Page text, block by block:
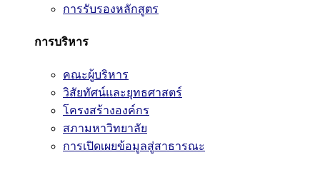
การรับรองหลักสูตร
การบริหาร
คณะผู้บริหาร
วิสัยทัศน์และยุทธศาสตร์
โครงสร้างองค์กร
สภามหาวิทยาลัย
การเปิดเผยข้อมูลสู่สาธารณะ